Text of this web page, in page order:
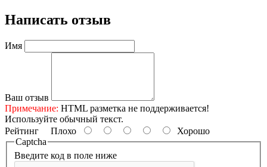
Написать отзыв
Имя
Ваш отзыв
Примечание: HTML разметка не поддерживается!
Используйте обычный текст.
Рейтинг Плохо
Хорошо
Captcha
Введите код в поле ниже